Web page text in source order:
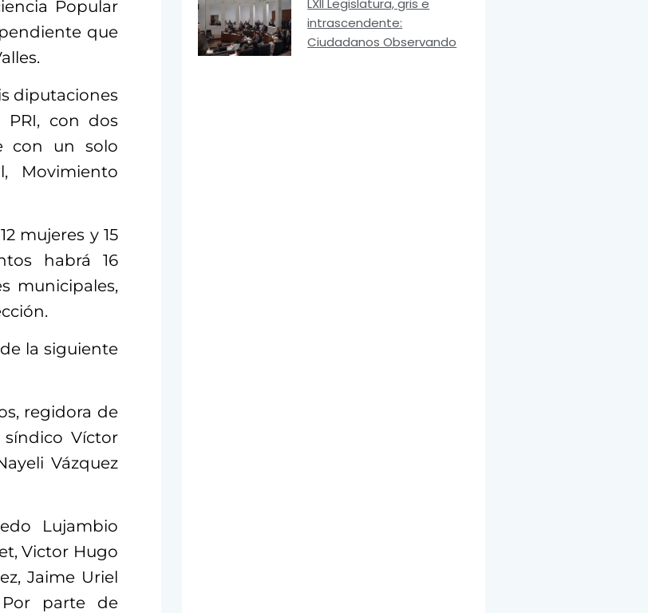
Popular
que
diputaciones
PRI, con dos
con un solo
Movimiento
mujeres y 15
habrá 16
municipales,
la siguiente
regidora de
síndico Víctor
Vázquez
Lujambio
Victor Hugo
Jaime Uriel
Por parte de
LXII Legislatura, gris e
intrascendente:
Ciudadanos Observando